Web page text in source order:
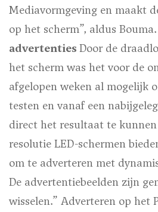
Mediavormgeving en maakt
op het scherm”, aldus Bouma.
advertenties Door de
het scherm was het voor de
afgelopen weken al mogelijk
testen en vanaf een
direct het resultaat te kunnen
resolutie LED-schermen
om te adverteren met
De advertentiebeelden zijn
wisselen.” Adverteren op het